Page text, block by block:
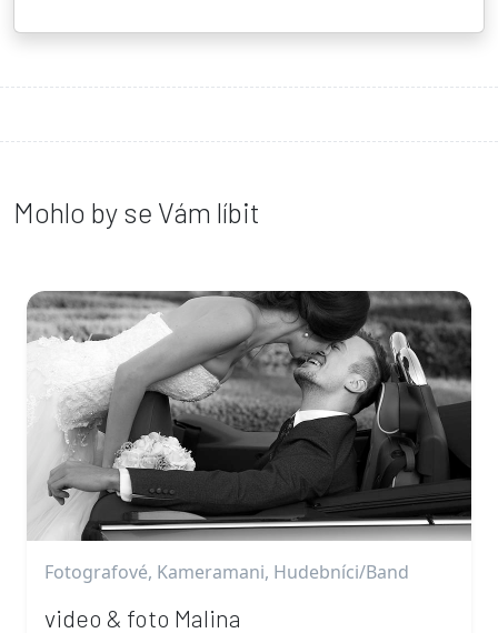
Mohlo by se Vám líbit
Fotografové, Kameramani, Hudebníci/Band
video & foto Malina